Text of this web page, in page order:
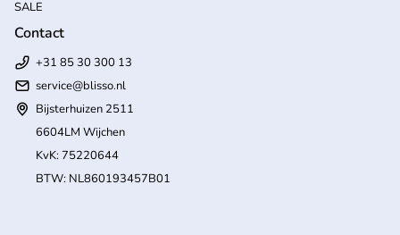
SALE
Contact
+31 85 30 300 13
service@blisso.nl
Bijsterhuizen 2511
6604LM Wijchen
KvK: 75220644
BTW: NL860193457B01